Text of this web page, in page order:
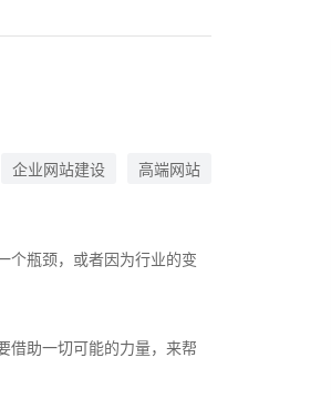
企业网站建设 高端网站
个瓶颈，或者因为行业的变
借助一切可能的力量，来帮